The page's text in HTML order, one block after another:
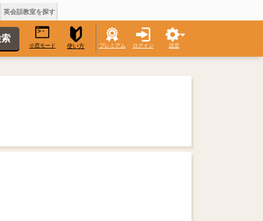
英会話教室を探す
小窓モード 使い方 プレミアム ログイン 設定